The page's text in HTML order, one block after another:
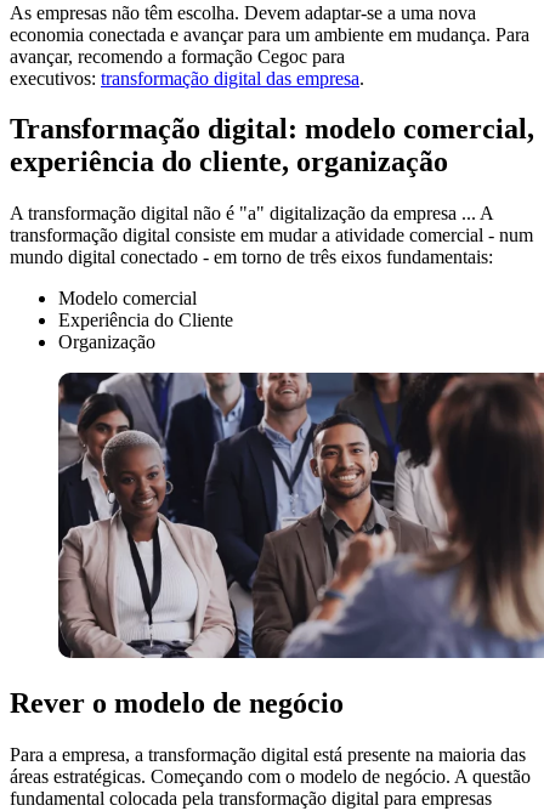
As empresas não têm escolha. Devem adaptar-se a uma nova
economia conectada e avançar para um ambiente em mudança. Para
avançar, recomendo a formação Cegoc para
executivos: transformação digital das empresa.
Transformação digital: modelo comercial,
experiência do cliente, organização
A transformação digital não é "a" digitalização da empresa ... A
transformação digital consiste em mudar a atividade comercial - num
mundo digital conectado - em torno de três eixos fundamentais:
Modelo comercial
Experiência do Cliente
Organização
Rever o modelo de negócio
Para a empresa, a transformação digital está presente na maioria das
áreas estratégicas. Começando com o modelo de negócio. A questão
fundamental colocada pela transformação digital para empresas